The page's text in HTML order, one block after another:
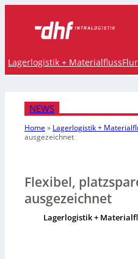
Lagerlogistik + Materialfluss
NEWS
Home» Lagerlogistik +
ausgezeichnet
Flexibel,
ausgezeichnet
Lagerlogistik +